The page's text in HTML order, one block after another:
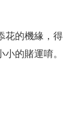
花的機緣，得
的賭運唷。